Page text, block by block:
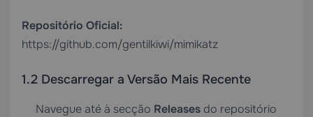
Repositório Oficial:
https://github.com/gentilkiwi/mimikatz
1.2 Descarregar a Versão Mais Recente
Navegue até à secção Releases do repositório